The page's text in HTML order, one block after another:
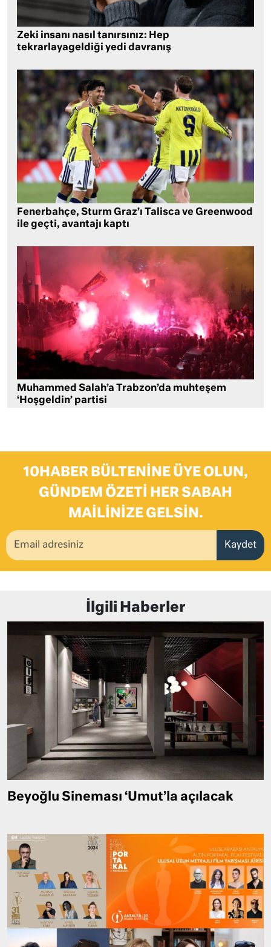
Zeki insanı nasıl tanırsınız: Hep
tekrarlayageldiği yedi davranış
Fenerbahçe, Sturm Graz’ı Talisca ve Greenwood
ile geçti, avantajı kaptı
Muhammed Salah’a Trabzon’da muhteşem
‘Hoşgeldin’ partisi
10HABER BÜLTENINE ÜYE OLUN,
GÜNDEM ÖZETI HER SABAH
MAILINIZE GELSIN.
Kaydet
İlgili Haberler
Beyoğlu Sineması ‘Umut’la açılacak